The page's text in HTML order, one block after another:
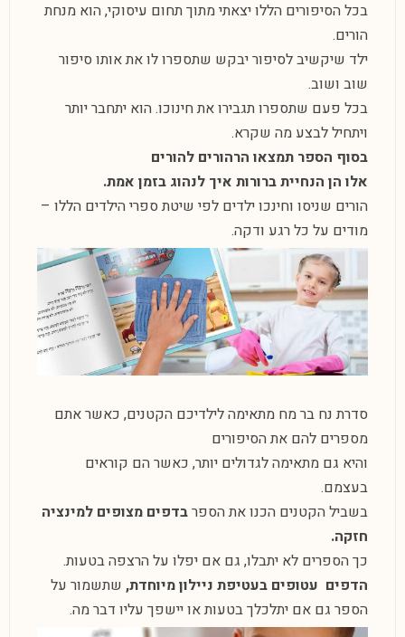
בכל הסיפורים הללו יצאתי מתוך תחום עיסוקי, הוא מנחת
הורים.
ילד שיקשיב לסיפור יבקש שתספרו לו את אותו סיפור
שוב ושוב.
בכל פעם שתספרו תגבירו את חינוכו. הוא יתחבר יותר
ויתחיל לבצע מה שקרא.
בסוף הספר תמצאו הרהורים להורים
אלו הן הנחיית ברורות איך לנהוג בזמן אמת.
הורים שניסו וחינכו ילדים לפי שיטת ספרי הילדים הללו –
מודים על כל רגע ודקה.
סדרת נח בר מח מתאימה לילדיכם הקטנים, כאשר אתם
מספרים להם את הסיפורים
והיא גם מתאימה לגדולים יותר, כאשר הם קוראים
בעצמם.
בשביל הקטנים הכנו את הספרבדפים מצופים למינציה
חזקה.
כך הספרים לא יתבלו, גם אם יפלו על הרצפה בטעות.
הדפים עטופים בעטיפת ניילון מיוחדת, שתשמור על
הספר גם אם יתלכלך בטעות או יישפך עליו דבר מה.